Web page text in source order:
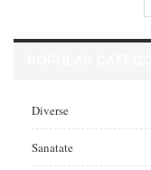
Diverse
Sanatate